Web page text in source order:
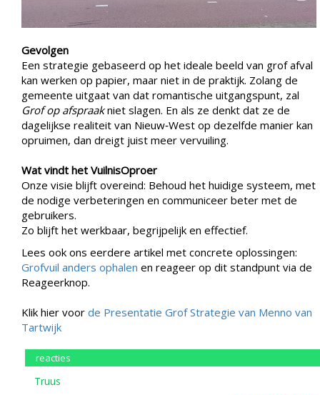
Gevolgen
Een strategie gebaseerd op het ideale beeld van grof afval
kan werken op papier, maar niet in de praktijk. Zolang de
gemeente uitgaat van dat romantische uitgangspunt, zal
Grof op afspraakniet slagen. En als ze denkt dat ze de
dagelijkse realiteit van Nieuw‑West op dezelfde manier kan
opruimen, dan dreigt juist meer vervuiling.
Wat vindt het VuilnisOproer
Onze visie blijft overeind: Behoud het huidige systeem, met
de nodige verbeteringen en communiceer beter met de
gebruikers.
Zo blijft het werkbaar, begrijpelijk en effectief.
Lees ook ons eerdere artikel met concrete oplossingen:
Grofvuil anders ophalen en reageer op dit standpunt via de
Reageerknop.
Klik hier voor de Presentatie Grof Strategie van Menno van
Tartwijk
reacties
Truus